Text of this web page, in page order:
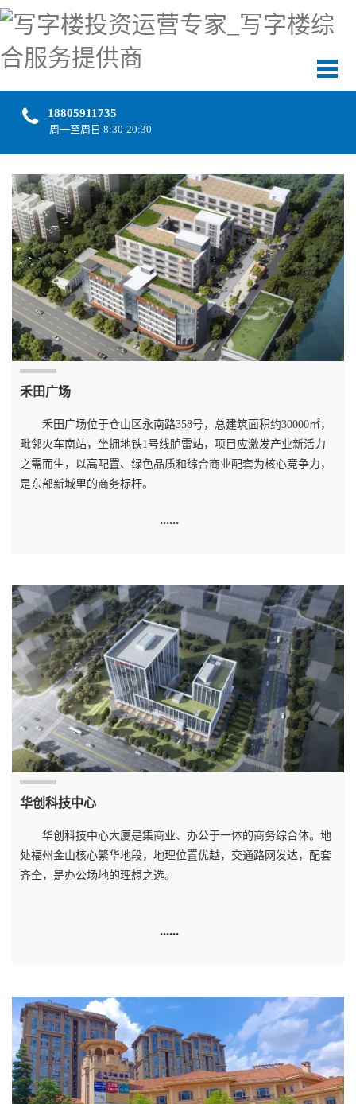
18805911735
周一至周日 8:30-20:30
禾田广场
禾田广场位于仓山区永南路358号，总建筑面积约30000㎡，
毗邻火车南站，坐拥地铁1号线胪雷站，项目应激发产业新活力
之需而生，以高配置、绿色品质和综合商业配套为核心竞争力，
是东部新城里的商务标杆。
华创科技中心
华创科技中心大厦是集商业、办公于一体的商务综合体。地
处福州金山核心繁华地段，地理位置优越，交通路网发达，配套
齐全，是办公场地的理想之选。